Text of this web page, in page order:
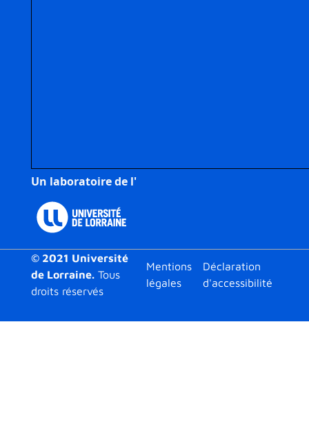
Un laboratoire de l'
© 2021 Université
de Lorraine.Tous
droits réservés
Footer
Mentions
légales
Déclaration
d'accessibilité